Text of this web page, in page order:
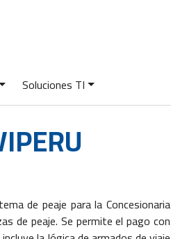
Soluciones TI
de peaje para la Concesionaria
de peaje. Se permite el pago con